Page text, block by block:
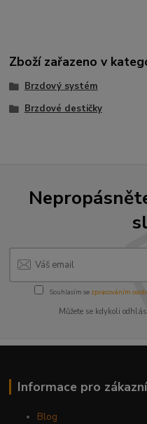
Zboží zařazeno v
Brzdový systém
Brzdové destičky
Souhlasím se zpracováním
Můžete se kdykoli
Informace pro
Blog